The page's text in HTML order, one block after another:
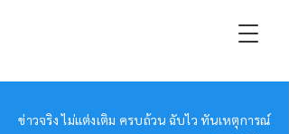
หมอข่าว
ข่าวจริง ไม่แต่งเติม ครบถ้วน ฉับไว ทันเหตุการณ์